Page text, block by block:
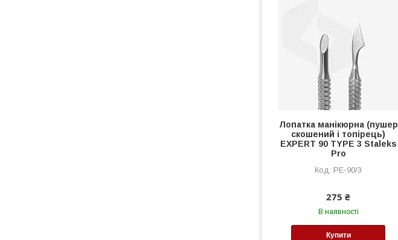
Лопатка манікюрна (пушер
скошений і топірець)
EXPERT 90 TYPE 3 Staleks
Pro
PE-90/3
275 ₴
В наявності
Купити